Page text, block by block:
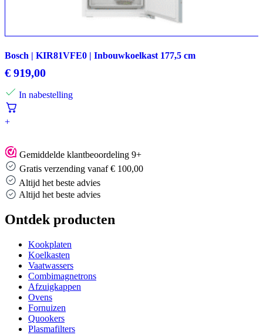
Bosch | KIR81VFE0 | Inbouwkoelkast 177,5 cm
€ 919,00
In nabestelling
+
Gemiddelde klantbeoordeling 9+
Gratis verzending vanaf € 100,00
Altijd het beste advies
Altijd het beste advies
Ontdek producten
Kookplaten
Koelkasten
Vaatwassers
Combimagnetrons
Afzuigkappen
Ovens
Fornuizen
Quookers
Plasmafilters